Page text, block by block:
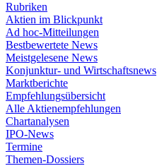
Rubriken
Aktien im Blickpunkt
Ad hoc-Mitteilungen
Bestbewertete News
Meistgelesene News
Konjunktur- und Wirtschaftsnews
Marktberichte
Empfehlungsübersicht
Alle Aktienempfehlungen
Chartanalysen
IPO-News
Termine
Themen-Dossiers